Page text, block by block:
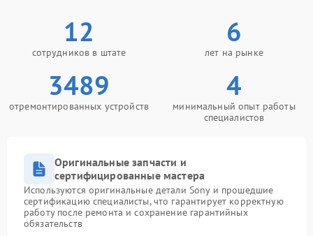
12
сотрудников в штате
6
лет на рынке
3489
отремонтированных устройств
4
минимальный опыт работы
специалистов
Оригинальные запчасти и
сертифицированные мастера
Используются оригинальные детали Sony и прошедшие
сертификацию специалисты, что гарантирует корректную
работу после ремонта и сохранение гарантийных
обязательств